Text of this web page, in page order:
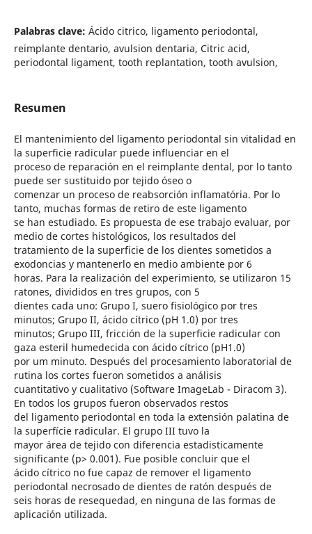
Palabras clave: Ácido citrico, ligamento periodontal,
reimplante dentario, avulsion dentaria, Citric acid,
periodontal ligament, tooth replantation, tooth avulsion,
Resumen
El mantenimiento del ligamento periodontal sin vitalidad en
la superficie radicular puede influenciar en el
proceso de reparación en el reimplante dental, por lo tanto
puede ser sustituido por tejido óseo o
comenzar un proceso de reabsorción inflamatória. Por lo
tanto, muchas formas de retiro de este ligamento
se han estudiado. Es propuesta de ese trabajo evaluar, por
medio de cortes histológicos, los resultados del
tratamiento de la superficie de los dientes sometidos a
exodoncias y mantenerlo en medio ambiente por 6
horas. Para la realización del experimiento, se utilizaron 15
ratones, divididos en tres grupos, con 5
dientes cada uno: Grupo I, suero fisiológico por tres
minutos; Grupo II, ácido cítrico (pH 1.0) por tres
minutos; Grupo III, fricción de la superficie radicular con
gaza esteril humedecida con ácido cítrico (pH1.0)
por um minuto. Después del procesamiento laboratorial de
rutina los cortes fueron sometidos a análisis
cuantitativo y cualitativo (Software ImageLab - Diracom 3).
En todos los grupos fueron observados restos
del ligamento periodontal en toda la extensión palatina de
la superfície radicular. El grupo III tuvo la
mayor área de tejido con diferencia estadisticamente
significante (p> 0.001). Fue posible concluir que el
ácido cítrico no fue capaz de remover el ligamento
periodontal necrosado de dientes de ratón después de
seis horas de resequedad, en ninguna de las formas de
aplicación utilizada.